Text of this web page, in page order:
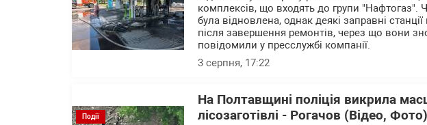
комплексів, що входять до групи "Нафтогаз".
була відновлена, однак деякі заправні
після завершення ремонтів, через що вони
повідомили у пресслужбі компанії.
3 серпня, 17:22
Події
На Полтавщині поліція викрила
лісозаготівлі - Рогачов (Відео, Фото)